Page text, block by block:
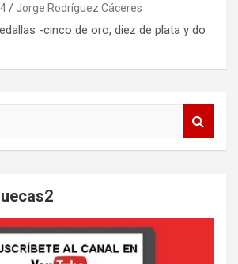
Jorge Rodríguez Cáceres
-cinco de oro, diez de plata y do